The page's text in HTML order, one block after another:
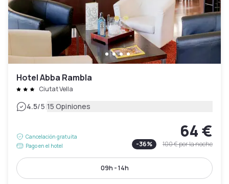
Hotel Abba Rambla
Ciutat Vella
4.5/5|15 Opiniones
Cancelación gratuita
Pago en el hotel
64 €
-36% 100 €por la noche
09h - 14h